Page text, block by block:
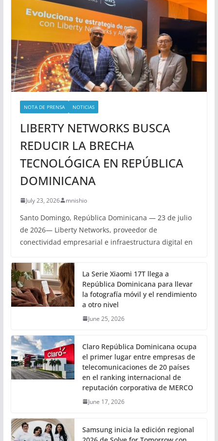
NOTA DE PRENSA NOTICIAS
LIBERTY NETWORKS BUSCA
REDUCIR LA BRECHA
TECNOLÓGICA EN REPÚBLICA
DOMINICANA
July 23, 2026 mnishio
Santo Domingo, República Dominicana — 23 de julio
de 2026— Liberty Networks, proveedor de
conectividad empresarial e infraestructura digital en
La Serie Xiaomi 17T llega a
República Dominicana para llevar
la fotografía móvil y el rendimiento
a otro nivel
June 25, 2026
Claro República Dominicana ocupa
el primer lugar entre empresas de
telecomunicaciones de 20 países
en el ranking internacional de
reputación corporativa de MERCO
June 17, 2026
Samsung inicia la edición regional